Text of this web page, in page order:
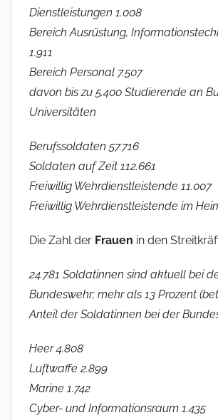
Dienstleistungen 1.008
Bereich Ausrüstung,
1.911
Bereich Personal 7.507
davon bis zu 5.400 Studierende an
Universitäten
Berufssoldaten 57.716
Soldaten auf Zeit 112.661
Freiwillig Wehrdienstleistende 11.007
Freiwillig Wehrdienstleistende im
Die Zahl der Frauen in den
24.781 Soldatinnen sind aktuell bei
Bundeswehr; mehr als 13 Prozent
Anteil der Soldatinnen bei der
Heer 4.808
Luftwaffe 2.899
Marine 1.742
Cyber- und Informationsraum 1.435